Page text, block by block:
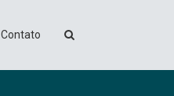
Contato